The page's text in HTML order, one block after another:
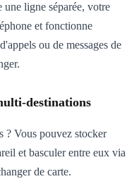
ligne séparée, votre
et fonctionne
ou de messages de
destinations
? Vous pouvez stocker
et basculer entre eux via
de carte.